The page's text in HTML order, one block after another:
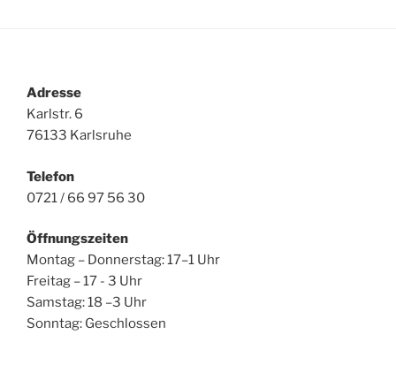
Adresse
Karlstr. 6
76133 Karlsruhe
Telefon
0721 / 66 97 56 30
Öffnungszeiten
Montag – Donnerstag: 17–1 Uhr
Freitag – 17 - 3 Uhr
Samstag: 18 –3 Uhr
Sonntag: Geschlossen